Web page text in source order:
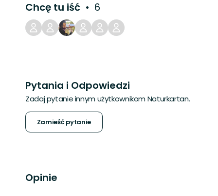
Chcę tu iść 6
Pytania i Odpowiedzi
Zadaj pytanie innym użytkownikom Naturkartan.
Zamieść pytanie
Opinie